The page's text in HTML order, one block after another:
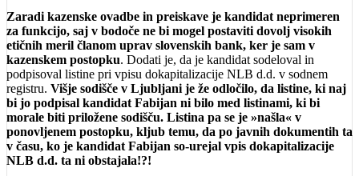
Zaradi kazenske ovadbe in preiskave je kandidat neprimeren
za funkcijo, saj v bodoče ne bi mogel postaviti dovolj visokih
etičnih meril članom uprav slovenskih bank, ker je sam v
kazenskem postopku. Dodati je, da je kandidat sodeloval in
podpisoval listine pri vpisu dokapitalizacije NLB d.d. v sodnem
registru. Višje sodišče v Ljubljani je že odločilo, da listine, ki naj
bi jo podpisal kandidat Fabijan ni bilo med listinami, ki bi
morale biti priložene sodišču. Listina pa se je »našla« v
ponovljenem postopku, kljub temu, da po javnih dokumentih ta
v času, ko je kandidat Fabijan so-urejal vpis dokapitalizacije
NLB d.d. ta ni obstajala!?!